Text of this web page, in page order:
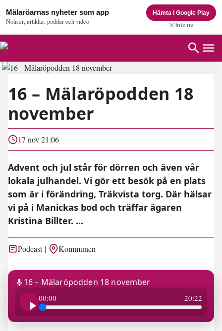
Mälaröarnas nyheter som app
Notiser, artiklar, poddar och video
Hämta i Google Play
Inte nu
16 – Mälaröpodden 18
november
17 nov 21:06
Advent och jul står för dörren och även vår
lokala julhandel. Vi gör ett besök på en plats
som är i förändring, Träkvista torg. Där hälsar
vi på i Manickas bod och träffar ägaren
Kristina Billter. ...
Podcast Kommunen
20:2216 – Mälaröpodden 18 november
00:00 20:22